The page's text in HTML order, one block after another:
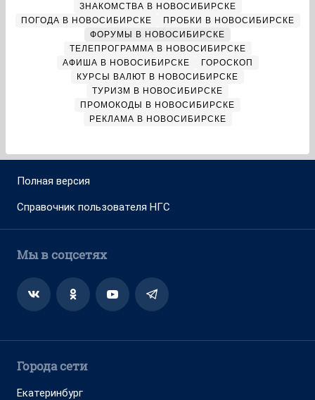
ЗНАКОМСТВА В НОВОСИБИРСКЕ
ПОГОДА В НОВОСИБИРСКЕ
ПРОБКИ В НОВОСИБИРСКЕ
ФОРУМЫ В НОВОСИБИРСКЕ
ТЕЛЕПРОГРАММА В НОВОСИБИРСКЕ
АФИША В НОВОСИБИРСКЕ
ГОРОСКОП
КУРСЫ ВАЛЮТ В НОВОСИБИРСКЕ
ТУРИЗМ В НОВОСИБИРСКЕ
ПРОМОКОДЫ В НОВОСИБИРСКЕ
РЕКЛАМА В НОВОСИБИРСКЕ
Полная версия
Справочник пользователя НГС
Мы в соцсетях
Города сети
Екатеринбург